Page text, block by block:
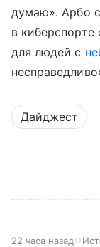
думаю». Арбо
в киберспорте
для людей с
Дайджест
22 часа назад